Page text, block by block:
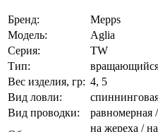
Бренд:
Mepps
Модель:
Aglia
Серия:
TW
Тип:
Вес изделия, гр: 4, 5
Вид ловли:
Вид проводки:
равномерная
на жереха /